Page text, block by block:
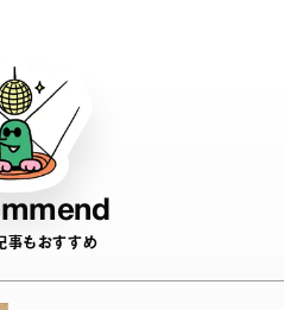
事もおすすめ